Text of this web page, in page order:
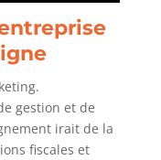
gestion et de
irait de la
fiscales et